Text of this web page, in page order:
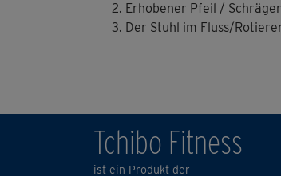
Erhobener Pfeil /
Der Stuhl im Fluss/
Tchibo Fitness
ist ein Produkt der